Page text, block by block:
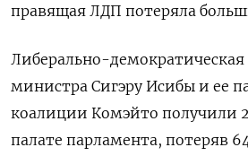
правящая ЛДП потеряла
Либерально-
министра Сигэру Исибы и ее
коалиции Комэйто получили
палате парламента, потеряв